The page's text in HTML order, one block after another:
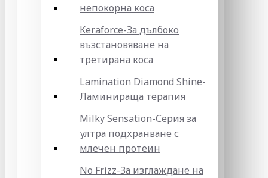
непокорна коса
Keraforce-За дълбоко
възстановяване на
третирана коса
Lamination Diamond Shine-
Ламинираща терапия
Milky Sensation-Серия за
ултра подхранване с
млечен протеин
No Frizz-За изглаждане на